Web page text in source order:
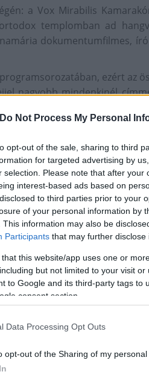
Do Not Process My Personal
opt-out of the sale, sharing to third
for targeted advertising by
selection. Please note that after
interest-based ads based on
to third parties prior to your
of your personal information by
This information may also be
Participants that may further disclose
that this website/app uses one or
but not limited to your visit
to Google and its third-party tags to
consent section.
Data Processing Opt Outs
opt-out of the Sharing of my personal
a Vox Mirabilis
templomban ad
dokumentumfilmes,
ezért az
nagyobb mindenkinél
Emlékhely
templomot jeleníti meg.
a Nemzeti
régész vezetésével, aki a
Kulcsár Mariann
történetével,
Székesfehérvár kapcsolatáról
kurátora, Izinger Katalin és
A Koronázási Bazilika
kézbe vehető